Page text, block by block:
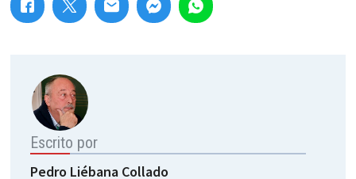
Escrito por
Pedro Liébana Collado